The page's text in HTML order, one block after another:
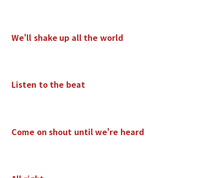
We'll shake up all the world
Listen to the beat
Come on shout untilwe're heard